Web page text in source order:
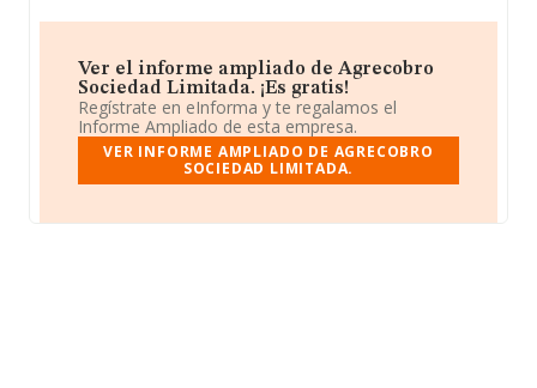
Ver el informe ampliado de Agrecobro
Sociedad Limitada. ¡Es gratis!
Regístrate en eInforma y te regalamos el
Informe Ampliado de esta empresa.
VER INFORME AMPLIADO DE AGRECOBRO
SOCIEDAD LIMITADA.